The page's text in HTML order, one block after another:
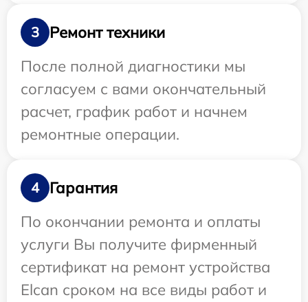
3
Ремонт техники
После полной диагностики мы
согласуем с вами окончательный
расчет, график работ и начнем
ремонтные операции.
4
Гарантия
По окончании ремонта и оплаты
услуги Вы получите фирменный
сертификат на ремонт устройства
Elcan сроком на все виды работ и